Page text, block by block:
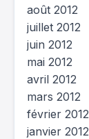
août 2012
juillet 2012
juin 2012
mai 2012
avril 2012
mars 2012
février 2012
janvier 2012